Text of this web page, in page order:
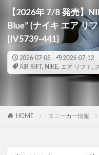
【2026年 7/8 発売】
Blue” (ナイキ エア リ
[IV5739-441]
2026-07-08 2026-07-12
AIR RIFT
, NIKE, エア リフト ,
HOME スニーカー情報